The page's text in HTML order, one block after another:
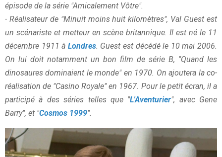
épisode de la série "Amicalement Vôtre".
- Réalisateur de "Minuit moins huit kilomètres", Val Guest est
un scénariste et metteur en scène britannique. Il est né le 11
décembre 1911 à Londres. Guest est décédé le 10 mai 2006.
On lui doit notamment un bon film de série B, "Quand les
dinosaures dominaient le monde" en 1970. On ajoutera la co-
réalisation de "Casino Royale" en 1967. Pour le petit écran, il a
participé à des séries telles que "L'Aventurier", avec Gene
Barry", et "Cosmos 1999".